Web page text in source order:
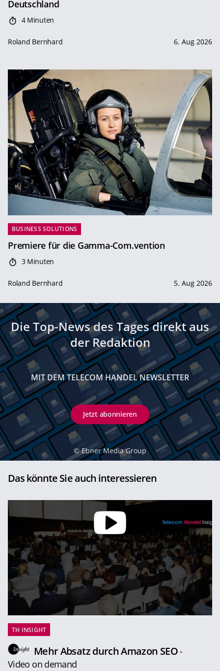
Deutschland
4 Minuten
Roland Bernhard 6. Aug 2026
BUSINESS SOLUTIONS
Premiere für die Gamma-Com.vention
3 Minuten
Roland Bernhard 5. Aug 2026
Die Top-News des Tages direkt aus
der Redaktion
MIT DEM TELECOM HANDEL NEWSLETTER
Jetzt abonnieren
© Ebner Media Group
Das könnte Sie auch interessieren
TH INSIGHT
Mehr Absatz durch Amazon SEO-
Video on demand